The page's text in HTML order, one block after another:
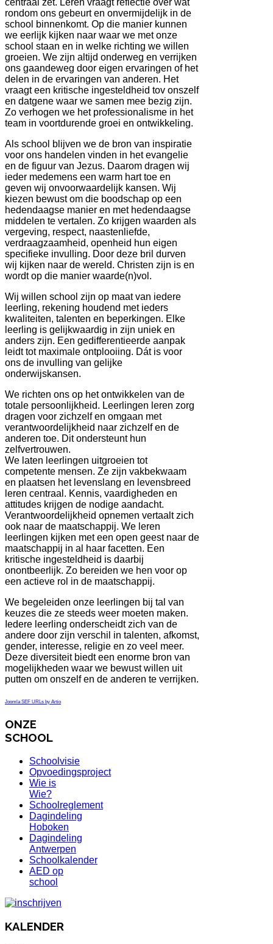
centraal zet. Leren vraagt reflectie over wat
rondom ons gebeurt en onvermijdelijk in de
school binnenkomt. Op die manier kunnen
we eerlijk kijken naar waar we met onze
school staan en in welke richting we willen
groeien. We zijn altijd onderweg en verrijken
ons gaandeweg door eigen ervaringen of het
delen in de ervaringen van anderen. Het
vraagt een kritische ingesteldheid tov onszelf
en datgene waar we samen mee bezig zijn.
Zo verhogen we het professionalisme in het
team in voortdurende groei en ontwikkeling.
Als school blijven we de bron van inspiratie
voor ons handelen vinden in het evangelie
en de figuur van Jezus. Daarom dragen wij
ieder medemens een warm hart toe en
geven wij onvoorwaardelijk kansen. Wij
kiezen bewust om die boodschap op een
hedendaagse manier en met hedendaagse
middelen te vertalen. Zo krijgen waarden als
vergeving, respect, naastenliefde,
verdraagzaamheid, openheid hun eigen
specifieke invulling. Door deze bril durven
wij kijken naar de wereld. Christen zijn is en
wordt op die manier waarde(n)vol.
Wij willen school zijn op maat van iedere
leerling, rekening houdend met ieders
kwaliteiten, talenten en beperkingen. Elke
leerling is gelijkwaardig in zijn uniek en
anders zijn. Een gedifferentieerde aanpak
leidt tot maximale ontplooiing. Dát is voor
ons de invulling van gelijke
onderwijskansen.
We richten ons op het ontwikkelen van de
totale persoonlijkheid. Leerlingen leren zorg
dragen voor zichzelf en omgaan met
verantwoordelijkheid naar zichzelf en de
anderen toe. Dit ondersteunt hun
zelfvertrouwen.
We laten leerlingen uitgroeien tot
competente mensen. Ze zijn vakbekwaam
en plaatsen het levenslang en levensbreed
leren centraal. Kennis, vaardigheden en
attitudes krijgen de nodige aandacht.
Verantwoordelijkheid opnemen vertaalt zich
ook naar de maatschappij. We leren
leerlingen kijken met een open geest naar de
maatschappij in al haar facetten. Een
kritische ingesteldheid is daarbij
onontbeerlijk. Zo bereiden we hen voor op
een actieve rol in de maatschappij.
We begeleiden onze leerlingen bij tal van
keuzes die ze steeds weer moeten maken.
Iedere leerling onderscheidt zich van de
andere door zijn verschil in talenten, afkomst,
gender, interesse, religie en zo veel meer.
Deze diversiteit biedt een enorme bron van
mogelijkheden waar we bewust willen uit
putten om onszelf en de anderen te verrijken.
Joomla SEF URLs by Artio
ONZE
SCHOOL
Schoolvisie
Opvoedingsproject
Wie is
Wie?
Schoolreglement
Dagindeling
Hoboken
Dagindeling
Antwerpen
Schoolkalender
AED op
school
KALENDER